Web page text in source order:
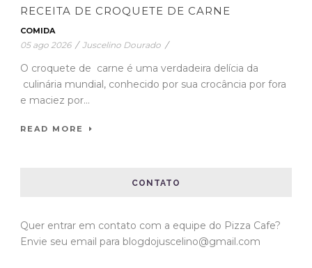
RECEITA DE CROQUETE DE CARNE
COMIDA
05 ago 2026 / Juscelino Dourado /
O croquete de carne é uma verdadeira delícia da
culinária mundial, conhecido por sua crocância por fora
e maciez por...
READ MORE
CONTATO
Quer entrar em contato com a equipe do Pizza Cafe?
Envie seu email para blogdojuscelino@gmail.com